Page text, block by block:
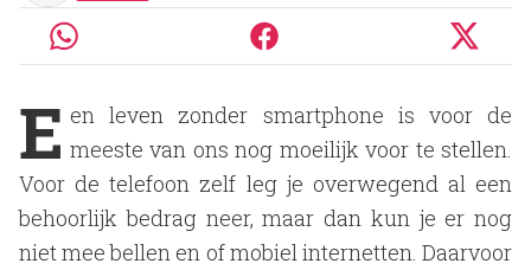
E en leven zonder smartphone is voor de
meeste van ons nog moeilijk voor te stellen.
Voor de telefoon zelf leg je overwegend al een
behoorlijk bedrag neer, maar dan kun je er nog
niet mee bellen en of mobiel internetten. Daarvoor